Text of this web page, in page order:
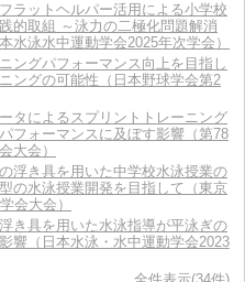
ラットヘルパー活用による小学校
的取組 ～泳力の二極化問題解消
水泳水中運動学会2025年次学会）
ングパフォーマンス向上を目指し
ングの可能性（日本野球学会第2
タによるスプリントトレーニング
フォーマンスに及ぼす影響（第78
大会）
浮き具を用いた中学校水泳授業の
の水泳授業開発を目指して（東京
会大会）
き具を用いた水泳指導が平泳ぎの
響（日本水泳・水中運動学会2023